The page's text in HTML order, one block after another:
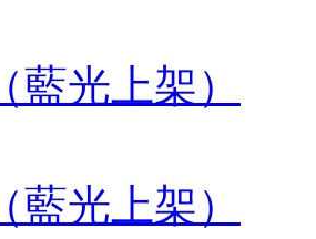
藍光上架）
藍光上架）